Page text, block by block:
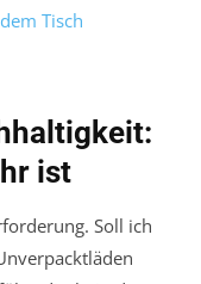
Tisch
ist
Soll ich